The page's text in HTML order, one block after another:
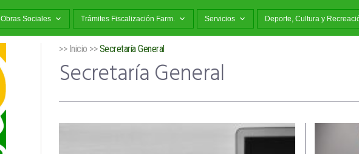
Obras Sociales Trámites Fiscalización Farm. Servicios Deporte, Cultura y
>> Inicio >>Secretaría General
Secretaría General